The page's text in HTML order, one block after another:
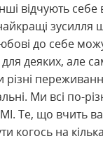
відчують
зусилля
до себе
для деяких, але
Ми всі по-
Те, що вчить
когось на